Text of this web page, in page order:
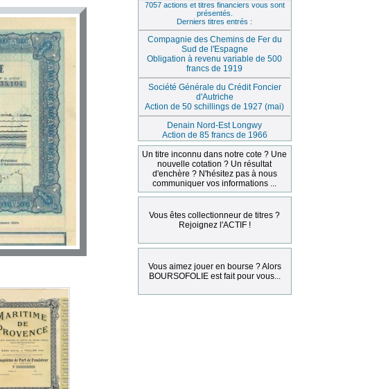
7057 actions et titres financiers vous sont
présentés.
Derniers titres entrés :
Compagnie des Chemins de Fer du
Sud de l'Espagne
Obligation à revenu variable de 500
francs de 1919
Société Générale du Crédit Foncier
d'Autriche
Action de 50 schillings de 1927 (mai)
Denain Nord-Est Longwy
Action de 85 francs de 1966
Un titre inconnu dans notre cote ? Une
nouvelle cotation ? Un résultat
d'enchère ? N'hésitez pas à nous
communiquer vos informations ...
Vous êtes collectionneur de titres ?
Rejoignez l'ACTIF !
Vous aimez jouer en bourse ? Alors
BOURSOFOLIE est fait pour vous...